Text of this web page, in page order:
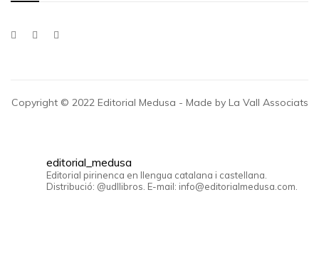
Copyright © 2022 Editorial Medusa - Made by La Vall Associats
editorial_medusa
Editorial pirinenca en llengua catalana i castellana.
Distribució: @udllibros. E-mail: info@editorialmedusa.com.